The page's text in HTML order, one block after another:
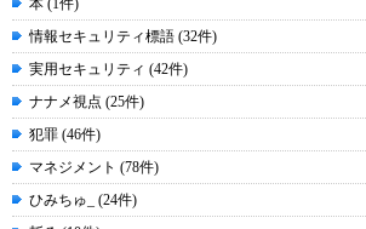
本 (1件)
情報セキュリティ標語 (32件)
実用セキュリティ (42件)
ナナメ視点 (25件)
犯罪 (46件)
マネジメント (78件)
ひみちゅ_ (24件)